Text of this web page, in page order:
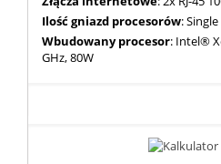
Ilość gniazd procesorów: Single
Wbudowany procesor: Intel®
GHz, 80W